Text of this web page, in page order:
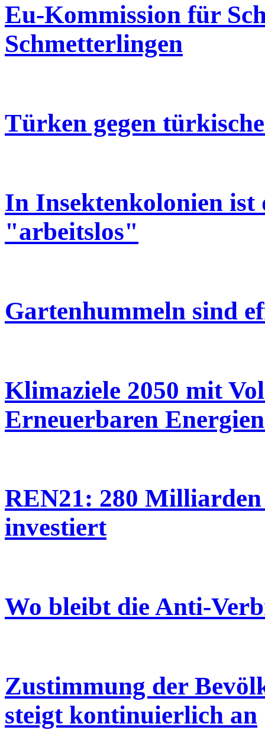
Eu-Kommission für
Schmetterlingen
Türken gegen
In Insektenkolonien ist
"arbeitslos"
Gartenhummeln sind
Klimaziele 2050 mit
Erneuerbaren
REN21: 280
investiert
Wo bleibt die Anti-
Zustimmung der
steigt kontinuierlich an